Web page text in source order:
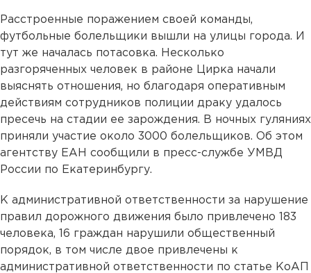
Расстроенные поражением своей команды,
футбольные болельщики вышли на улицы города. И
тут же началась потасовка. Несколько
разгоряченных человек в районе Цирка начали
выяснять отношения, но благодаря оперативным
действиям сотрудников полиции драку удалось
пресечь на стадии ее зарождения. В ночных гуляниях
приняли участие около 3000 болельщиков. Об этом
агентству ЕАН сообщили в пресс-службе УМВД
России по Екатеринбургу.
К административной ответственности за нарушение
правил дорожного движения было привлечено 183
человека, 16 граждан нарушили общественный
порядок, в том числе двое привлечены к
административной ответственности по статье КоАП